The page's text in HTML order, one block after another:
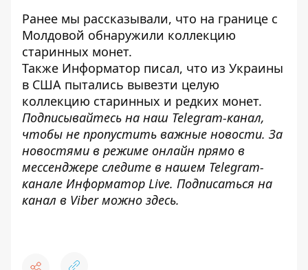
Ранее мы рассказывали, что на границе с
Молдовой обнаружили коллекцию
старинных монет.
Также Информатор писал, что из Украины
в США пытались вывезти целую
коллекцию старинных и редких монет.
Подписывайтесь на наш Telegram-канал,
чтобы не пропустить важные новости. За
новостями в режиме онлайн прямо в
мессенджере следите в нашем Telegram-
канале Информатор Live. Подписаться на
канал в Viber можно здесь.